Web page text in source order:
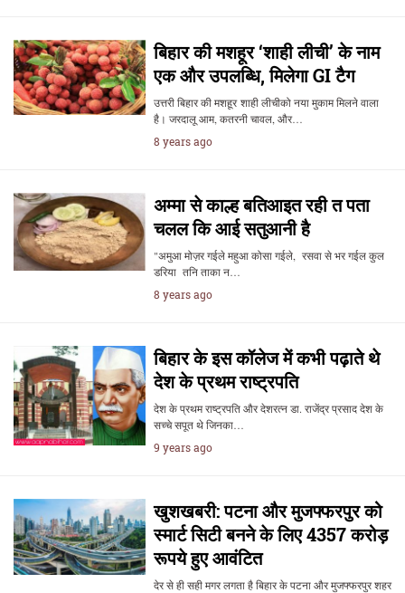
बिहार की मशहूर ‘शाही लीची’ के नाम
एक और उपलब्धि, मिलेगा GI टैग
उत्तरी बिहार की मशहूर शाही लीचीको नया मुकाम मिलने वाला
है। जरदालू आम, कतरनी चावल, और…
8 years ago
अम्मा से काल्ह बतिआइत रही त पता
चलल कि आई सतुआनी है
"अमुआ मोज़र गईले महुआ कोसा गईले, रसवा से भर गईल कुल
डरिया तनि ताका न…
8 years ago
बिहार के इस कॉलेज में कभी पढ़ाते थे
देश के प्रथम राष्ट्रपति
देश के प्रथम राष्ट्रपति और देशरत्न डा. राजेंद्र प्रसाद देश के
सच्चे सपूत थे जिनका…
9 years ago
खुशखबरी: पटना और मुजफ्फरपुर को
स्मार्ट सिटी बनने के लिए 4357 करोड़
रूपये हुए आवंटित
देर से ही सही मगर लगता है बिहार के पटना और मुजफ्फरपुर शहर